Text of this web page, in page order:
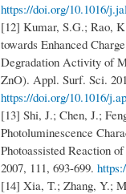
https://doi.org/10.1016/
[12] Kumar, S.G.; Rao,
towards Enhanced
Degradation Activity of
ZnO). Appl. Surf. Sci.
https://doi.org/10.1016/
[13] Shi, J.; Chen, J.;
Photoluminescence
Photoassisted Reaction
[14] Xia, T.; Zhang, Y.;